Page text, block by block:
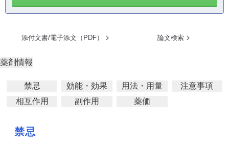
添付文書/電子添文（PDF） 論文検索
薬剤情報
禁忌 効能・効果 用法・用量
注意事項
相互作用
副作用 薬価
禁忌